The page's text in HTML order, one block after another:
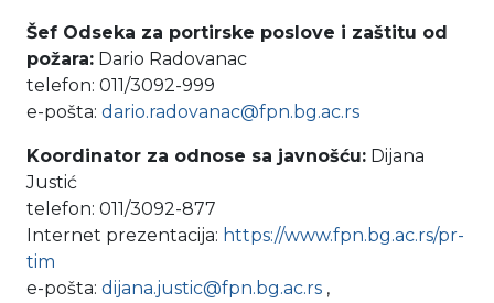
Šef Odseka za portirske poslove i zaštitu od
požara: Dario Radovanac
telefon: 011/3092-999
e-pošta: dario.radovanac@fpn.bg.ac.rs
Koordinator za odnose sa javnošću: Dijana
Justić
telefon: 011/3092-877
Internet prezentacija: https://www.fpn.bg.ac.rs/pr-
tim
e-pošta: dijana.justic@fpn.bg.ac.rs ,